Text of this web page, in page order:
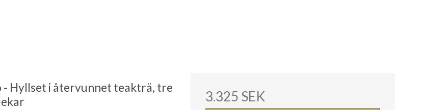
- Hyllset i återvunnet teakträ, tre
3.325 SEK